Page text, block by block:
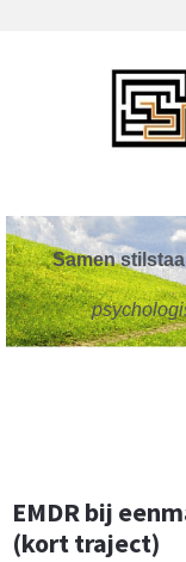
Samen
EMDR bij
(kort traject)